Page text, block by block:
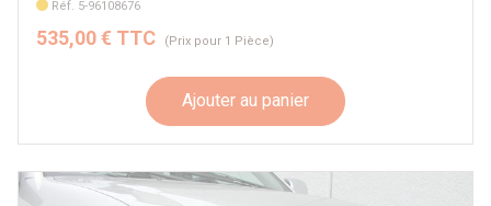
Réf. 5-96108676
535,00 € TTC (Prix pour 1 Pièce)
Ajouter au panier